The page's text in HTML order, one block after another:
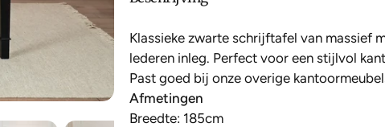
Klassieke zwarte schrijftafel van massief
lederen inleg. Perfect voor een stijlvol
Past goed bij onze overige
Afmetingen
Breedte: 185cm